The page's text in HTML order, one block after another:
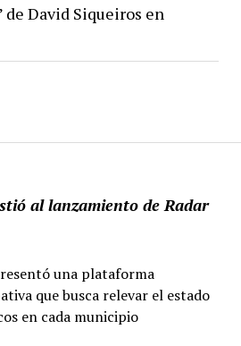
al lanzamiento de Radar
una plataforma
que busca relevar el estado
en cada municipio
de David Siqueiros en